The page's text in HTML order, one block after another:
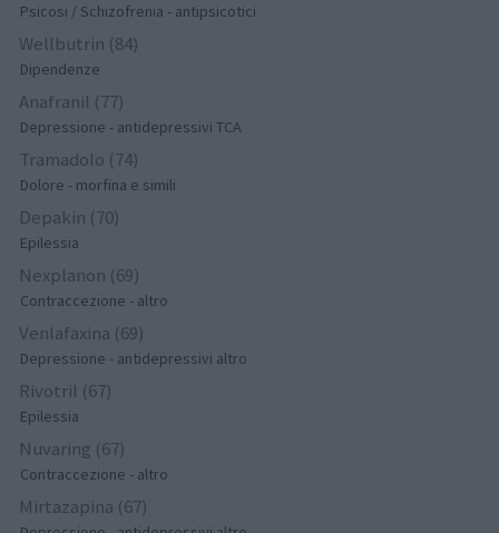
Psicosi / Schizofrenia - antipsicotici
Wellbutrin (84)
Dipendenze
Anafranil (77)
Depressione - antidepressivi TCA
Tramadolo (74)
Dolore - morfina e simili
Depakin (70)
Epilessia
Nexplanon (69)
Contraccezione - altro
Venlafaxina (69)
Depressione - antidepressivi altro
Rivotril (67)
Epilessia
Nuvaring (67)
Contraccezione - altro
Mirtazapina (67)